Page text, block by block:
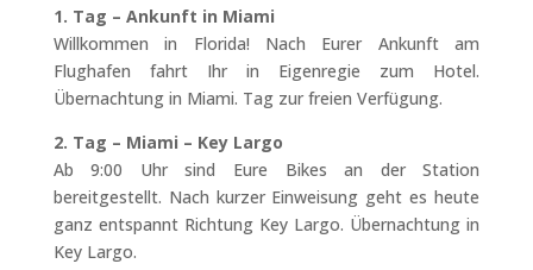
1. Tag – Ankunft in Miami
Willkommen in Florida! Nach Eurer Ankunft am
Flughafen fahrt Ihr in Eigenregie zum Hotel.
Übernachtung in Miami. Tag zur freien Verfügung.
2. Tag – Miami – Key Largo
Ab 9:00 Uhr sind Eure Bikes an der Station
bereitgestellt. Nach kurzer Einweisung geht es heute
ganz entspannt Richtung Key Largo. Übernachtung in
Key Largo.